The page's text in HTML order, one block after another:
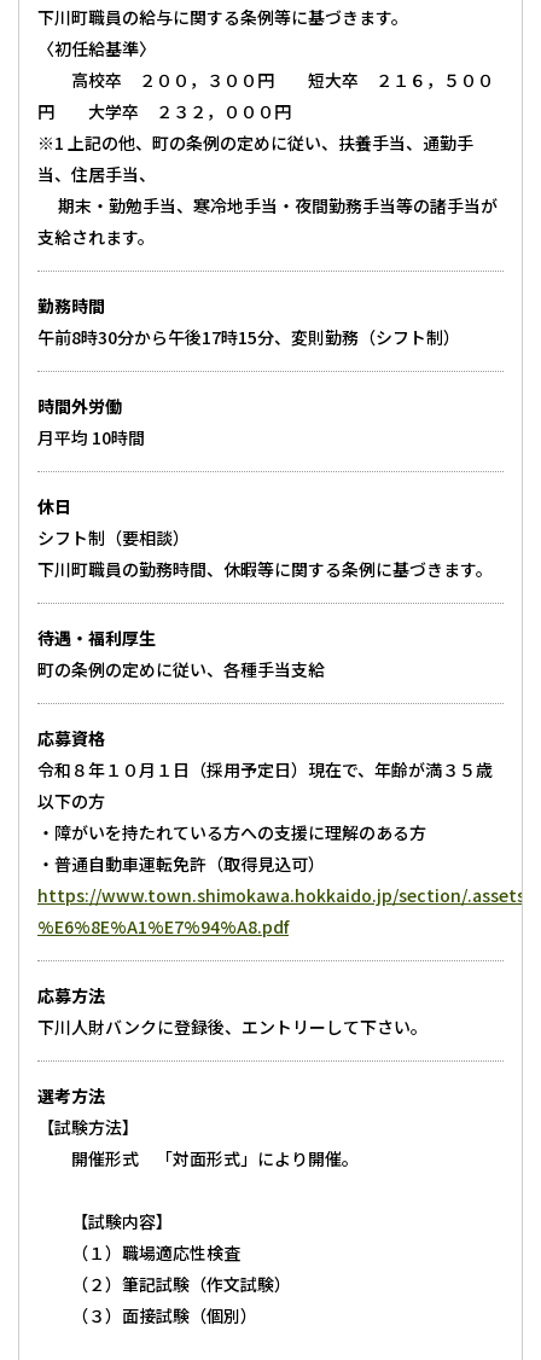
下川町職員の給与に関する条例等に基づきます。
〈初任給基準〉
高校卒 ２００，３００円 短大卒 ２１６，５００
円 大学卒 ２３２，０００円
※1 上記の他、町の条例の定めに従い、扶養手当、通勤手
当、住居手当、
期末・勤勉手当、寒冷地手当・夜間勤務手当等の諸手当が
支給されます。
勤務時間
午前8時30分から午後17時15分、変則勤務（シフト制）
時間外労働
月平均 10時間
休日
シフト制（要相談）
下川町職員の勤務時間、休暇等に関する条例に基づきます。
待遇・福利厚生
町の条例の定めに従い、各種手当支給
応募資格
令和８年１０月１日（採用予定日）現在で、年齢が満３５歳
以下の方
・障がいを持たれている方への支援に理解のある方
・普通自動車運転免許（取得見込可）
https://www.town.shimokawa.hokkaido.jp/section/.assets/
%E6%8E%A1%E7%94%A8.pdf
応募方法
下川人財バンクに登録後、エントリーして下さい。
選考方法
【試験方法】
開催形式 「対面形式」により開催。
【試験内容】
（１）職場適応性検査
（２）筆記試験（作文試験）
（３）面接試験（個別）